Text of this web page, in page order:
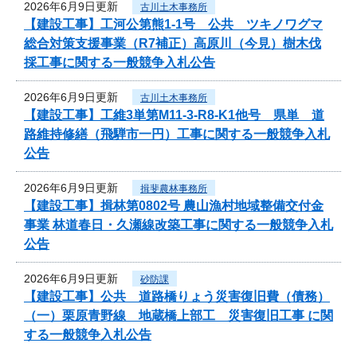
2026年6月9日更新 古川土木事務所
【建設工事】工河公第熊1-1号 公共 ツキノワグマ
総合対策支援事業（R7補正）高原川（今見）樹木伐
採工事に関する一般競争入札公告
2026年6月9日更新 古川土木事務所
【建設工事】工維3単第M11-3-R8-K1他号 県単 道
路維持修繕（飛騨市一円）工事に関する一般競争入札
公告
2026年6月9日更新 揖斐農林事務所
【建設工事】揖林第0802号 農山漁村地域整備交付金
事業 林道春日・久瀬線改築工事に関する一般競争入札
公告
2026年6月9日更新 砂防課
【建設工事】公共 道路橋りょう災害復旧費（債務）
（一）栗原青野線 地蔵橋上部工 災害復旧工事 に関
する一般競争入札公告